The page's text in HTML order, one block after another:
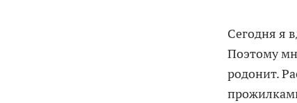
Сегодня я
Поэтому
родонит.